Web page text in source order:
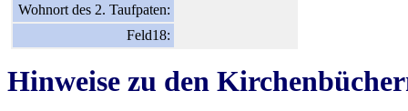
Wohnort des 2. Taufpaten:
Feld18:
Hinweise zu den